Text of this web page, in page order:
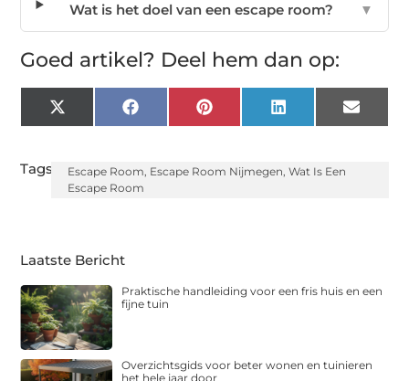
Wat is het doel van een escape room? ▼
Goed artikel? Deel hem dan op:
X
(Twitter)
FacebookPinterest LinkedIn Email
Tags: Escape Room, Escape Room Nijmegen, Wat Is Een
Escape Room
Laatste Bericht
Praktische handleiding voor een fris huis en een
fijne tuin
Overzichtsgids voor beter wonen en tuinieren
het hele jaar door